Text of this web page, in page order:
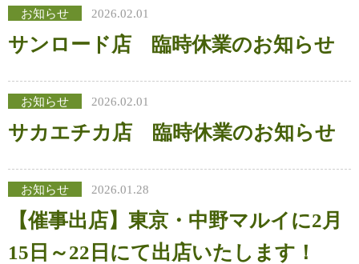
お知らせ 2026.02.01
サンロード店 臨時休業のお知らせ
お知らせ 2026.02.01
サカエチカ店 臨時休業のお知らせ
お知らせ 2026.01.28
【催事出店】東京・中野マルイに2月
15日～22日にて出店いたします！